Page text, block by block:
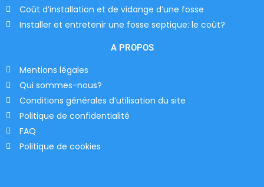
Coût d’installation et de vidange d’une fosse
Installer et entretenir une fosse septique: le coût?
A PROPOS
Mentions légales
Qui sommes-nous?
Conditions générales d’utilisation du site
Politique de confidentialité
FAQ
Politique de cookies